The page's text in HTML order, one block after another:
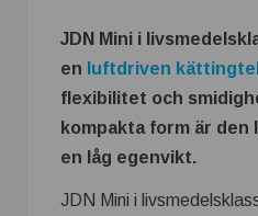
JDN Mini i
en luftdriven
flexibilitet och
kompakta form är
en låg egenvikt.
JDN Mini i